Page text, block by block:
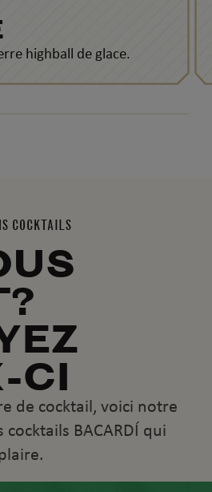
highball de glace.
COCKTAILS
CI
de cocktail, voici notre
cocktails BACARDÍ qui